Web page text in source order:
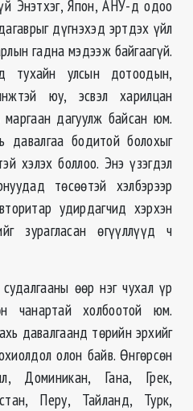
Энэтхэг, Япон, АНУ-д одоо
дүгнэхэд эртдэх үйл
гадна мэдээж байгаагүй.
тухайн улсын дотоодын,
юу, эсвэл харилцан
дагуулж байсан юм.
давалгаа бодитой болохыг
хэлэх боллоо. Энэ үзэгдэл
төсөөтэй хэлбэрээр
удирдагчид хэрхэн
зурагласан өгүүллүүд ч
өөр нэг чухал үр
чанартай холбоотой юм.
давалгаанд төрийн эрхийг
олон байв. Өнгөрсөн
Доминикан, Гана, Грек,
Перу, Тайланд, Турк,